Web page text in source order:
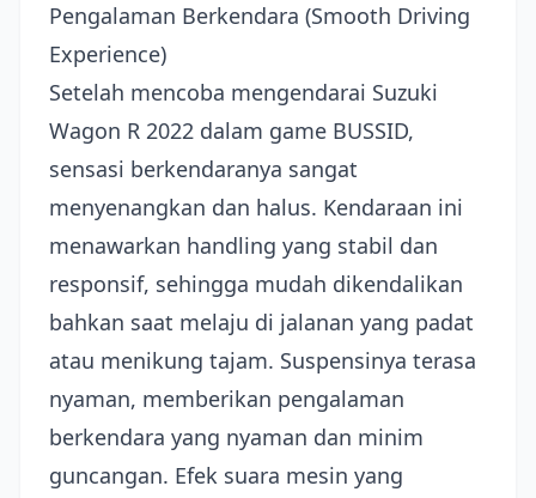
Pengalaman Berkendara (Smooth Driving
Experience)
Setelah mencoba mengendarai Suzuki
Wagon R 2022 dalam game BUSSID,
sensasi berkendaranya sangat
menyenangkan dan halus. Kendaraan ini
menawarkan handling yang stabil dan
responsif, sehingga mudah dikendalikan
bahkan saat melaju di jalanan yang padat
atau menikung tajam. Suspensinya terasa
nyaman, memberikan pengalaman
berkendara yang nyaman dan minim
guncangan. Efek suara mesin yang